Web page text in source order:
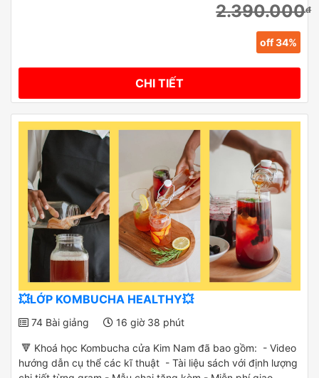
2.390.000đ
off 34%
CHI TIẾT
💥LỚP KOMBUCHA HEALTHY💥
74 Bài giảng 16 giờ 38 phút
🔻 Khoá học Kombucha cửa Kim Nam đã bao gồm: - Video
hướng dẫn cụ thể các kĩ thuật - Tài liệu sách với định lượng